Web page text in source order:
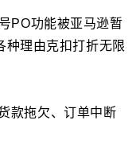
PO功能被亚马逊暂
种理由克扣打折无限
款拖欠、订单中断